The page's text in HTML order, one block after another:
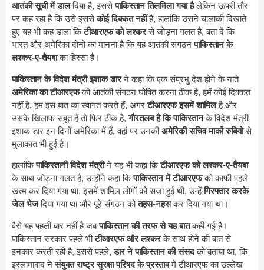
आतंकी सूची में डालदिया है, इससेपाकिस्तान तिलमिला गया हैलेकिन ऊपरी तौर
पर कह रहा है कि उसे इससेकोई दिक्कत नहींहै, हालांकि उसने चालाकी दिखाते
हुए यह भी कह डाला किटीआरएफ को लश्करसे जोड़ना गलत है, बता दें कि
भारत और अमेरिका दोनों का मानना है कि यह आतंकी संगठनपाकिस्तान के
लश्कर-ए-तैयबाका हिस्सा है।
पाकिस्तान के विदेश मंत्री इशाक डारने कहा कि एक संप्रभु देश होने के नाते
अमेरिका का टीआरएफको आतंकी संगठन घोषित करना ठीक है, हमें कोई दिक्कत
नहीं है, हम इस बात का स्वागत करते हैं, अगरटीआरएफ इसमें शामिलहै और
उसके खिलाफ सबूत हैं तो फिर ठीक है,गौरतलब है कि पाकिस्तानके विदेश मंत्री
इशाक डार इन दिनों अमेरिका में हैं, वहां पर उनकीअमेरिकी सचिव मार्को रुबियोसे
मुलाकात भी हुई है।
हालांकिपाकिस्तानी विदेश मंत्रीने यह भी कहा किटीआरएफ को लश्कर-ए-तैयबा
के साथ जोड़ना गलत है, उन्होंने कहा किपाकिस्तान में टीआरएफको काफी पहले
खत्म कर दिया गया था, इसमें शामिल लोगों को सजा हुई थी, उन्हेंगिरफ्तार करके
जेल भेजदिया गया था और पूरे संगठन कोतहस-नहसकर दिया गया था।
वैसे यह पहली बार नहीं है जबपाकिस्तान की तरफ से यह बातकही गई है।
पाकिस्तान सरकार पहले भीटीआरएफ और लश्करके साथ होने की बात से
इनकार करती रही है, इससे पहले,डार ने पाकिस्तान की संसदको बताया था, कि
इस्लामाबाद नेसंयुक्त राष्ट्र सुरक्षा परिषद के प्रस्तावमें टीआरएफ का उल्लेख